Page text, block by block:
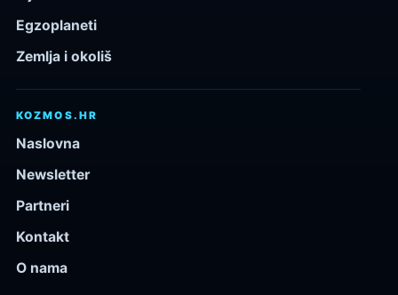
Egzoplaneti
Zemlja i okoliš
KOZMOS.HR
Naslovna
Newsletter
Partneri
Kontakt
O nama